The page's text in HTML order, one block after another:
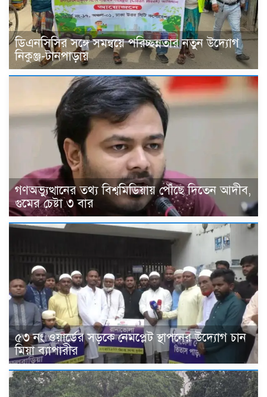
ডিএনসিসির সঙ্গে সমন্বয়ে পরিচ্ছন্নতার নতুন উদ্যোগ
নিকুঞ্জ-টানপাড়ায়
গণঅভ্যুত্থানের তথ্য বিশ্বমিডিয়ায় পৌঁছে দিতেন আদীব,
গুমের চেষ্টা ৩ বার
৫৩ নং ওয়ার্ডের সড়কে নেমপ্লেট স্থাপনের উদ্যোগ চান
মিয়া ব্যাপারীর